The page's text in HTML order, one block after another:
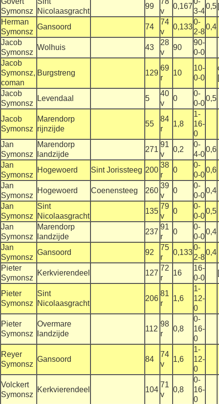
Symonsz
Nicolaasgracht
99
v
0,167
3-4
0,5
Herman
Symonsz
Gansoord 74
74
v
0,133
0-
2-8
0,4
Jacob
Symonsz
Wolhuis 43
28
v
90
90-
0-0
Jacob
Symonsz,
coman
Burgstreng 129
69
r
10
10-
0-0
Jacob
Symonsz
Levendaal 5
40
v
0
0-
0-0
0,5
Jacob
Symonsz
Marendorp
rijnzijde
55
84
r
1,8
1-
16-
0
Jan
Symonsz
Marendorp
landzijde
271
91
v
0,2
0-
4-0
0,6
Jan
Symonsz
Hogewoerd Sint Jorissteeg 200
38
r
0
0-
0-0
0,6
Jan
Symonsz
Hogewoerd Coenensteeg 260
39
v
0
0-
0-0
0,4
Jan
Symonsz
Sint
Nicolaasgracht
135
79
v
0
0-
0-0
0,5
Jan
Symonsz
Marendorp
landzijde
237
91
r
0
0-
0-0
0,4
Jan
Symonsz
Gansoord 92
75
r
0,133
0-
2-8
0,4
Pieter
Symonsz
Kerkvierendeel 127
72
r
16
16-
0-0
Pieter
Symonsz
Sint
Nicolaasgracht
206
81
r
1,6
1-
12-
0
Pieter
Symonsz
Overmare
landzijde
112
98
r
0,8
0-
16-
0
Reyer
Symonsz
Gansoord 84
74
v
1,6
1-
12-
0
Volckert
Symonsz
Kerkvierendeel 104
71
v
0,8
0-
16-
0